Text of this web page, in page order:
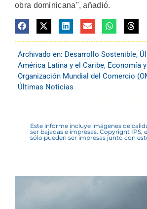
obra dominicana", añadió.
Archivado en: Desarrollo Sostenible,
América Latina y el Caribe, Economía
Organización Mundial del Comercio
Últimas Noticias
Este informe incluye imágenes de
ser bajadas e impresas. Copyright IPS,
sólo pueden ser impresas junto con